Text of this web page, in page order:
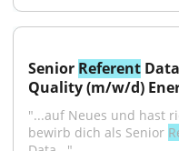
Senior Referent
Quality (m/w/d)
"...auf Neues und hast
bewirb dich als Senior